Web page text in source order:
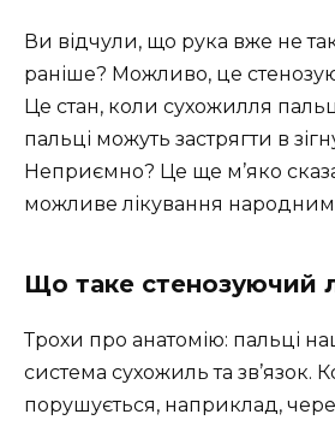
Ви відчули, що рука вже не
раніше? Можливо, це
Це стан, коли сухожилля
пальці можуть застрягти в
Неприємно? Це ще м’яко
можливе лікування
Що таке стенозуючий
Трохи про анатомію: пальці
система сухожиль та зв’язок.
порушується, наприклад,